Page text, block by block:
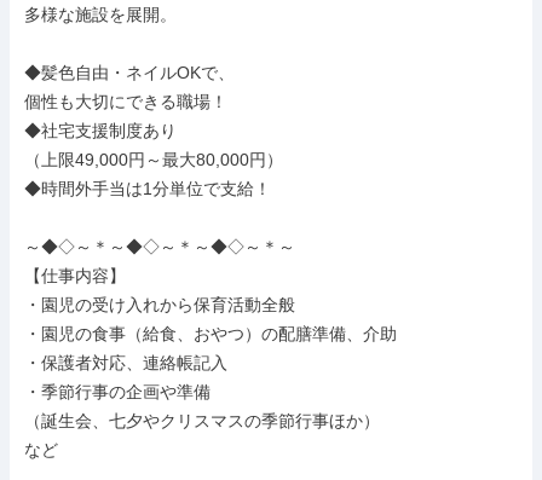
多様な施設を展開。
◆髪色自由・ネイルOKで、
個性も大切にできる職場！
◆社宅支援制度あり
（上限49,000円～最大80,000円）
◆時間外手当は1分単位で支給！
～◆◇～＊～◆◇～＊～◆◇～＊～
【仕事内容】
・園児の受け入れから保育活動全般
・園児の食事（給食、おやつ）の配膳準備、介助
・保護者対応、連絡帳記入
・季節行事の企画や準備
（誕生会、七夕やクリスマスの季節行事ほか）
など